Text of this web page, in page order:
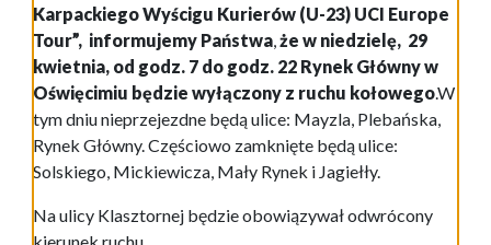
Karpackiego Wyścigu Kurierów (U-23) UCI Europe
Tour”, informujemy Państwa,że w niedzielę, 29
kwietnia, od godz. 7 do godz. 22 Rynek Główny w
Oświęcimiu będzie wyłączony z ruchu kołowego.W
tym dniu nieprzejezdne będą ulice: Mayzla, Plebańska,
Rynek Główny. Częściowo zamknięte będą ulice:
Solskiego, Mickiewicza, Mały Rynek i Jagiełły.
Na ulicy Klasztornej będzie obowiązywał odwrócony